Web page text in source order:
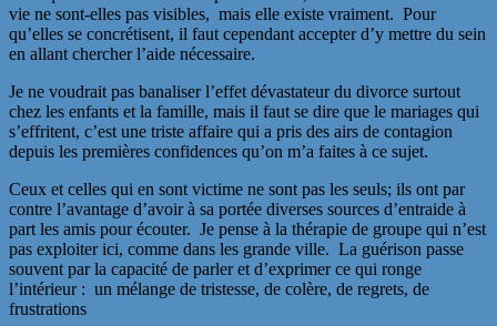
vie ne sont-elles pas visibles, mais elle existe vraiment. Pour
qu’elles se concrétisent, il faut cependant accepter d’y mettre du sein
en allant chercher l’aide nécessaire.
Je ne voudrait pas banaliser l’effet dévastateur du divorce surtout
chez les enfants et la famille, mais il faut se dire que le mariages qui
s’effritent, c’est une triste affaire qui a pris des airs de contagion
depuis les premières confidences qu’on m’a faites à ce sujet.
Ceux et celles qui en sont victime ne sont pas les seuls; ils ont par
contre l’avantage d’avoir à sa portée diverses sources d’entraide à
part les amis pour écouter. Je pense à la thérapie de groupe qui n’est
pas exploiter ici, comme dans les grande ville. La guérison passe
souvent par la capacité de parler et d’exprimer ce qui ronge
l’intérieur : un mélange de tristesse, de colère, de regrets, de
frustrations